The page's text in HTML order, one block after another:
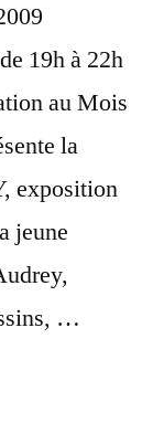
19h à 22h
au Mois
la
exposition
jeune
…